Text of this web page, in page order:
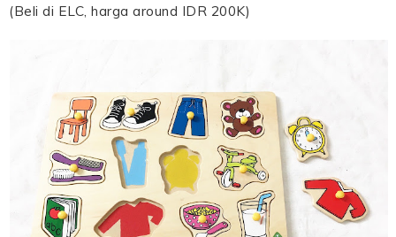
(Beli di ELC, harga around IDR 200K)